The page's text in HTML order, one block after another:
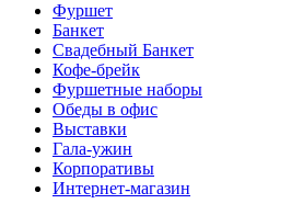
Фуршет
Банкет
Свадебный Банкет
Кофе-брейк
Фуршетные наборы
Обеды в офис
Выставки
Гала-ужин
Корпоративы
Интернет-магазин